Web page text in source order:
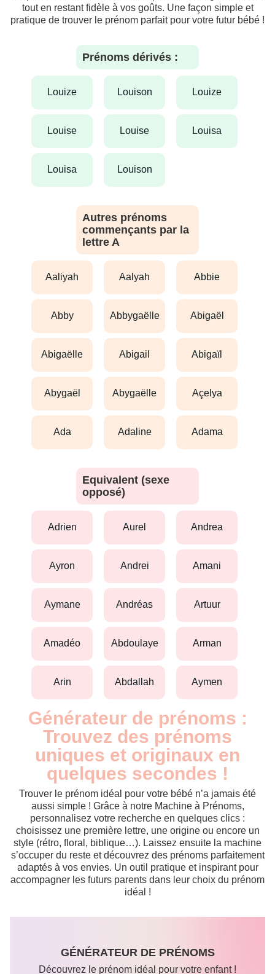
tout en restant fidèle à vos goûts. Une façon simple et
pratique de trouver le prénom parfait pour votre futur bébé !
Prénoms dérivés :
louize louison louize
louise louise louisa
louisa louison
Autres prénoms
commençants par la
lettre A
aaliyah aalyah abbie
abby abbygaëlle abigaël
abigaëlle abigail abigaïl
abygaël abygaëlle açelya
ada adaline adama
Equivalent (sexe
opposé)
adrien aurel andrea
ayron andrei amani
aymane andréas artuur
amadéo abdoulaye arman
arin abdallah aymen
Générateur de prénoms :
Trouvez des prénoms
uniques et originaux en
quelques secondes !
Trouver le prénom idéal pour votre bébé n’a jamais été
aussi simple ! Grâce à notre Machine à Prénoms,
personnalisez votre recherche en quelques clics :
choisissez une première lettre, une origine ou encore un
style (rétro, floral, biblique…). Laissez ensuite la machine
s’occuper du reste et découvrez des prénoms parfaitement
adaptés à vos envies. Un outil pratique et inspirant pour
accompagner les futurs parents dans leur choix du prénom
idéal !
GÉNÉRATEUR DE PRÉNOMS
Découvrez le prénom idéal pour votre enfant !